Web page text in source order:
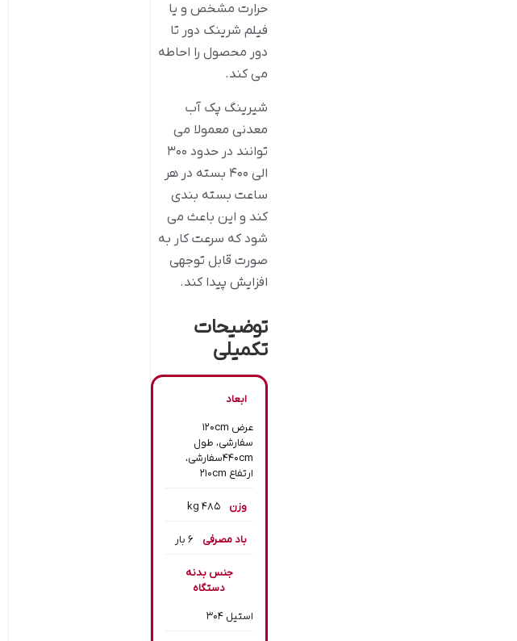
حرارت مشخص و یا
فیلم شرینک دور تا
دور محصول را احاطه
می کند.
شیرینگ پک آب
معدنی معمولا می
‌توانند در حدود ۳۰۰
الی ۴۰۰ بسته در هر
ساعت بسته ‌بندی
کند و این باعث می
‌شود که سرعت کار به
صورت قابل توجهی
افزایش پیدا کند.
توضیحات
تکمیلی
ابعاد
عرض 120cm
سفارشی، طول
440cmسفارشی،
ارتفاع 210cm
وزن 485 kg
باد مصرفی 6 بار
جنس بدنه
دستگاه
استیل ۳۰۴